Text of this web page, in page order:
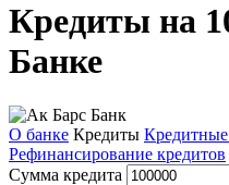
Кредиты на
Банке
О банке Кредиты
Рефинансирование кредитов
Сумма кредита